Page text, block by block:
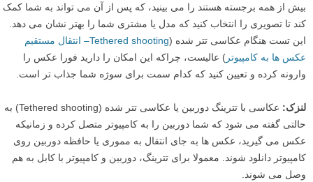
بیش از همه برجسته هستند را می بینید، که پس از آن می تواند به شما کمک
کند تا تصویری را انتخاب کنید که مدل یا مشتری شما را بهتر نشان می دهد.
این تست هنگام عکاسی تتر شده (
Tethered shooting– انتقال مستقیم
عکس ها به کامپیوتر ) عالیست، چراکه این امکان را دارید فورا عکس را
وارونه کرده و تعیین کنید که کدام سمت برای سوژه شما جذاب تر است.
لنزک:
عکاسی با تترینگ دوربین یا عکاسی تتر شده (Tethered shooting) به
حالتی گفته می شود که شما دوربین را به کامپیوتر متصل کرده و زمانیکه
عکس می گیرید، عکس ها به جای انتقال به مموری یا حافظه دوربین روی
کامپیوتر دانلود شوند. معمولا برای تترینگ، دوربین و کامپیوتر با کابل به هم
وصل می شوند.